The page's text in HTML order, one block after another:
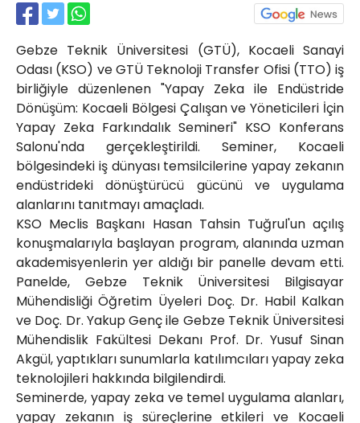
Gebze Teknik Üniversitesi (GTÜ), Kocaeli Sanayi
Odası (KSO) ve GTÜ Teknoloji Transfer Ofisi (TTO) iş
birliğiyle düzenlenen "Yapay Zeka ile Endüstride
Dönüşüm: Kocaeli Bölgesi Çalışan ve Yöneticileri İçin
Yapay Zeka Farkındalık Semineri" KSO Konferans
Salonu'nda gerçekleştirildi. Seminer, Kocaeli
bölgesindeki iş dünyası temsilcilerine yapay zekanın
endüstrideki dönüştürücü gücünü ve uygulama
alanlarını tanıtmayı amaçladı.
KSO Meclis Başkanı Hasan Tahsin Tuğrul'un açılış
konuşmalarıyla başlayan program, alanında uzman
akademisyenlerin yer aldığı bir panelle devam etti.
Panelde, Gebze Teknik Üniversitesi Bilgisayar
Mühendisliği Öğretim Üyeleri Doç. Dr. Habil Kalkan
ve Doç. Dr. Yakup Genç ile Gebze Teknik Üniversitesi
Mühendislik Fakültesi Dekanı Prof. Dr. Yusuf Sinan
Akgül, yaptıkları sunumlarla katılımcıları yapay zeka
teknolojileri hakkında bilgilendirdi.
Seminerde, yapay zeka ve temel uygulama alanları,
yapay zekanın iş süreçlerine etkileri ve Kocaeli
Akkavaklar Caddesi No:17/4 İzmit-
KOCAELİ
kocaelisokak@gmail.com